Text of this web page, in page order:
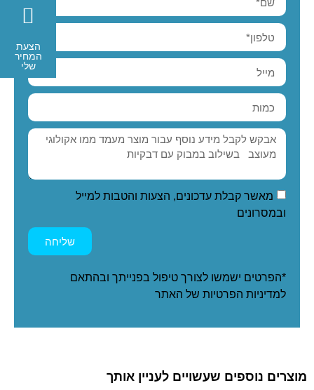
מאשר קבלת עדכונים, הצעות והטבות למייל
ובמסרונים
שליחה
*הפרטים ישמשו לצורך טיפול בפנייתך ובהתאם
למדיניות הפרטיות של האתר
מוצרים נוספים שעשויים לעניין אותך
הצעת
המחיר
שלי